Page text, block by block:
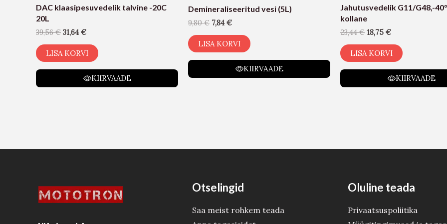
DAC klaasipesuvedelik talvine -20C
20L
39,56€ 31,64€
LISA KORVI
KIIRVAADE
Demineraliseeritud vesi (5L)
9,80€ 7,84€
LISA KORVI
KIIRVAADE
Jahutusvedelik G11/G48,-
kollane
23,44€ 18,75 €
LISA KORVI
KIIRVAADE
Otselingid
Saa meist rohkem teada
Oluline teada
Privaatsuspoliitika